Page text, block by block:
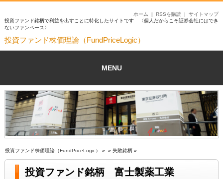
投資ファンド銘柄で利益を出すことに特化したサイトです 〈個人だからこそ証券会社にはでき
ないファンベース〉
サイトマップ
RSSを購読 |
ホーム |
投資ファンド株価理論（FundPriceLogic）
MENU
投資ファンド株価理論（FundPriceLogic） » » 失敗銘柄 »
投資ファンド銘柄 富士製薬工業